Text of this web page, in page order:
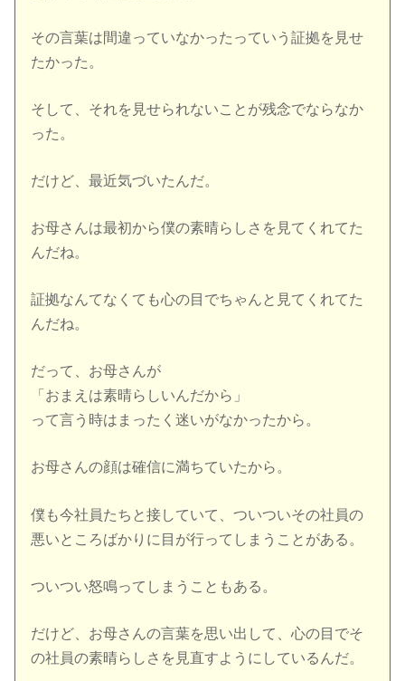
その言葉は間違っていなかったっていう証拠を見せ
たかった。
そして、それを見せられないことが残念でならなか
った。
だけど、最近気づいたんだ。
お母さんは最初から僕の素晴らしさを見てくれてた
んだね。
証拠なんてなくても心の目でちゃんと見てくれてた
んだね。
だって、お母さんが
「おまえは素晴らしいんだから」
って言う時はまったく迷いがなかったから。
お母さんの顔は確信に満ちていたから。
僕も今社員たちと接していて、ついついその社員の
悪いところばかりに目が行ってしまうことがある。
ついつい怒鳴ってしまうこともある。
だけど、お母さんの言葉を思い出して、心の目でそ
の社員の素晴らしさを見直すようにしているんだ。